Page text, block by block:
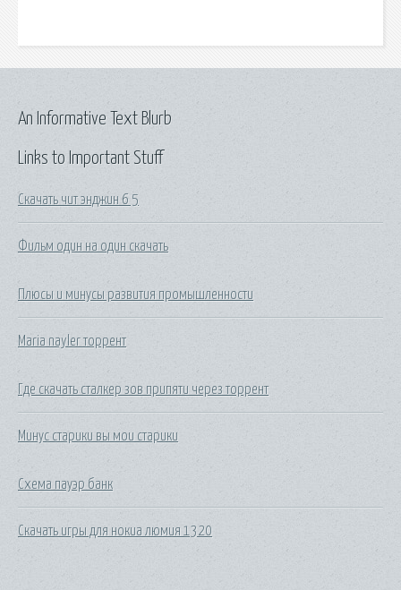
Links to Important Stuff
Скачать чит энджин 6 5
Фильм один на один скачать
Плюсы и минусы развития промышленности
Maria nayler торрент
Где скачать сталкер зов припяти через торрент
Минус старики вы мои старики
Схема пауэр банк
Скачать игры для нокиа люмия 1320
An Informative Text Blurb